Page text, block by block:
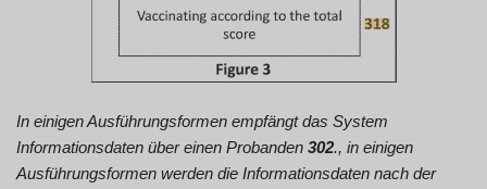
In einigen Ausführungsformen empfängt das System
Informationsdaten über einen Probanden 302., in einigen
Ausführungsformen werden die Informationsdaten nach der